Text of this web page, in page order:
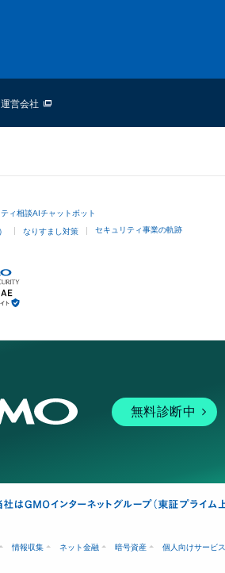
運営会社
ィ相談AIチャットボット
なりすまし対策 セキュリティ事業の軌跡
無料診断中
情報収集 ネット金融 暗号資産 個人向けサービス